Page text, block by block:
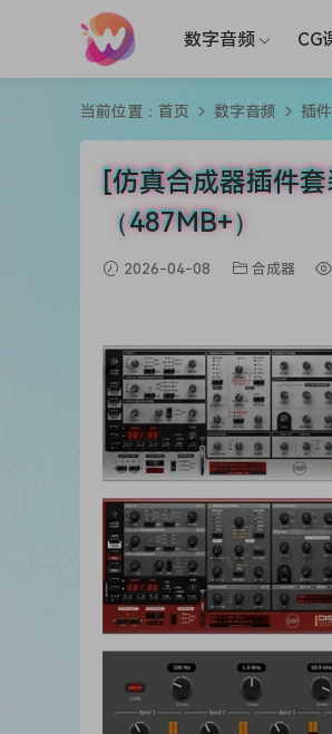
数字音频 CG
当前位置： 首页 数字音频 插件
[仿真合成器插件
（487MB+）
2026-04-08 合成器